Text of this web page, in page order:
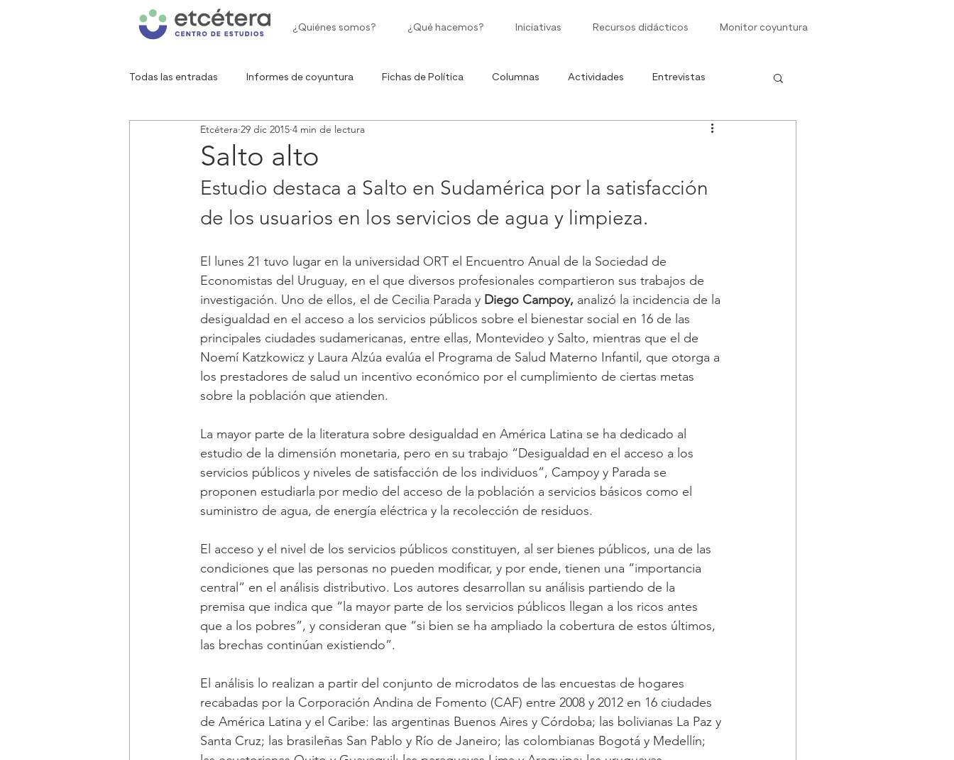
¿Quiénes somos? ¿Qué hacemos? Iniciativas Recursos didácticos Monitor coyuntura
Todas las entradas Informes de coyuntura Fichas de Política Columnas Actividades Entrevistas
Gráfico de la semana Red de Políticas Públicas
Salto alto
Etcétera 29 dic 2015 4 min de lectura
Estudio destaca a Salto en Sudamérica por la satisfacción
de los usuarios en los servicios de agua y limpieza.
El lunes 21 tuvo lugar en la universidad ORT el Encuentro Anual de la Sociedad de
Economistas del Uruguay, en el que diversos profesionales compartieron sus trabajos de
investigación. Uno de ellos, el de Cecilia Parada y Diego Campoy, analizó la incidencia de la
desigualdad en el acceso a los servicios públicos sobre el bienestar social en 16 de las
principales ciudades sudamericanas, entre ellas, Montevideo y Salto, mientras que el de
Noemí Katzkowicz y Laura Alzúa evalúa el Programa de Salud Materno Infantil, que otorga a
los prestadores de salud un incentivo económico por el cumplimiento de ciertas metas
sobre la población que atienden.
La mayor parte de la literatura sobre desigualdad en América Latina se ha dedicado al
estudio de la dimensión monetaria, pero en su trabajo “Desigualdad en el acceso a los
servicios públicos y niveles de satisfacción de los individuos”, Campoy y Parada se
proponen estudiarla por medio del acceso de la población a servicios básicos como el
suministro de agua, de energía eléctrica y la recolección de residuos.
El acceso y el nivel de los servicios públicos constituyen, al ser bienes públicos, una de las
condiciones que las personas no pueden modificar, y por ende, tienen una “importancia
central” en el análisis distributivo. Los autores desarrollan su análisis partiendo de la
premisa que indica que “la mayor parte de los servicios públicos llegan a los ricos antes
que a los pobres”, y consideran que “si bien se ha ampliado la cobertura de estos últimos,
las brechas continúan existiendo”.
El análisis lo realizan a partir del conjunto de microdatos de las encuestas de hogares
recabadas por la Corporación Andina de Fomento (CAF) entre 2008 y 2012 en 16 ciudades
de América Latina y el Caribe: las argentinas Buenos Aires y Córdoba; las bolivianas La Paz y
Santa Cruz; las brasileñas San Pablo y Río de Janeiro; las colombianas Bogotá y Medellín;